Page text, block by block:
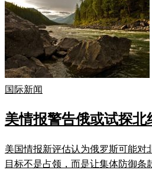
国际新闻
美情报警告俄或试探北
美国情报新评估认为俄罗斯可能对
目标不是占领，而是让集体防御条